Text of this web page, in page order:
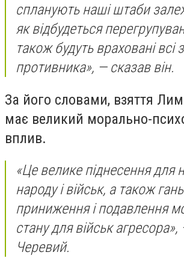
спланують наші штаби
як відбудеться
також будуть враховані всі
противника», — сказав він.
За його словами, взяття
має великий морально-
вплив.
«Це велике піднесення для
народу і військ, а також
приниження і подавлення
стану для військ
Черевий.